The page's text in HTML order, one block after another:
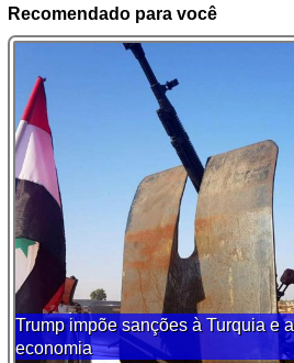
Recomendado para você
Trump impõe sanções à Turquia e
economia